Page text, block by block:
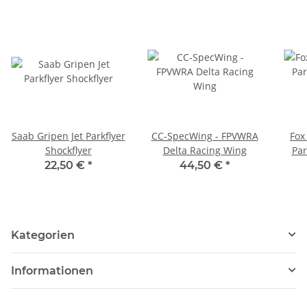
Saab Gripen Jet Parkflyer
Shockflyer
22,50 € *
CC-SpecWing - FPVWRA
Delta Racing Wing
44,50 € *
Kategorien
Informationen